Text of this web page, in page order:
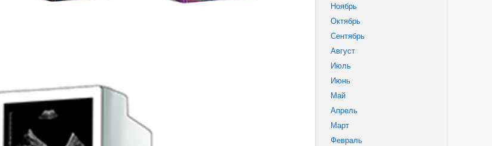
Ноябрь
Октябрь
Сентябрь
Август
Июль
Июнь
Май
Апрель
Март
Февраль